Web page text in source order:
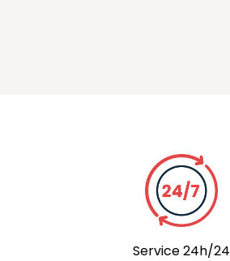
Service 24h/24